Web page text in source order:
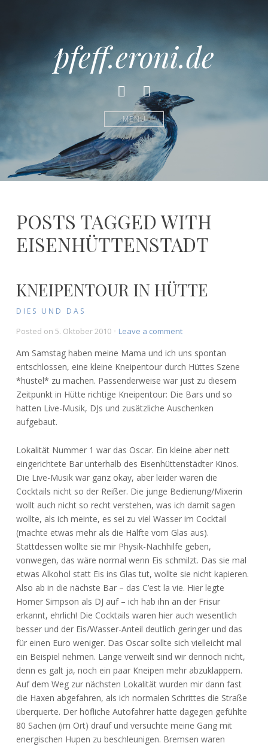
pfeff.eroni.de
FacebookInstagram
MENÜ
POSTS TAGGED WITH
EISENHÜTTENSTADT
KNEIPENTOUR IN HÜTTE
DIES UND DAS
Posted on 5. Oktober 2010 Leave a commenton
in
Hütte
Am Samstag haben meine Mama und ich uns spontan
entschlossen, eine kleine Kneipentour durch Hüttes Szene
*hüstel* zu machen. Passenderweise war just zu diesem
Zeitpunkt in Hütte richtige Kneipentour: Die Bars und so
hatten Live-Musik, DJs und zusätzliche Auschenken
aufgebaut.
Lokalität Nummer 1 war das Oscar. Ein kleine aber nett
eingerichtete Bar unterhalb des Eisenhüttenstädter Kinos.
Die Live-Musik war ganz okay, aber leider waren die
Cocktails nicht so der Reißer. Die junge Bedienung/Mixerin
wollt auch nicht so recht verstehen, was ich damit sagen
wollte, als ich meinte, es sei zu viel Wasser im Cocktail
(machte etwas mehr als die Hälfte vom Glas aus).
Stattdessen wollte sie mir Physik-Nachhilfe geben,
vonwegen, das wäre normal wenn Eis schmilzt. Das sie mal
etwas Alkohol statt Eis ins Glas tut, wollte sie nicht kapieren.
Also ab in die nächste Bar – das C’est la vie. Hier legte
Homer Simpson als DJ auf – ich hab ihn an der Frisur
erkannt, ehrlich! Die Cocktails waren hier auch wesentlich
besser und der Eis/Wasser-Anteil deutlich geringer und das
für einen Euro weniger. Das Oscar sollte sich vielleicht mal
ein Beispiel nehmen. Lange verweilt sind wir dennoch nicht,
denn es galt ja, noch ein paar Kneipen mehr abzuklappern.
Auf dem Weg zur nächsten Lokalität wurden mir dann fast
die Haxen abgefahren, als ich normalen Schrittes die Straße
überquerte. Der höfliche Autofahrer hatte dagegen gefühlte
80 Sachen (im Ort) drauf und versuchte meine Gang mit
energischen Hupen zu beschleunigen. Bremsen waren